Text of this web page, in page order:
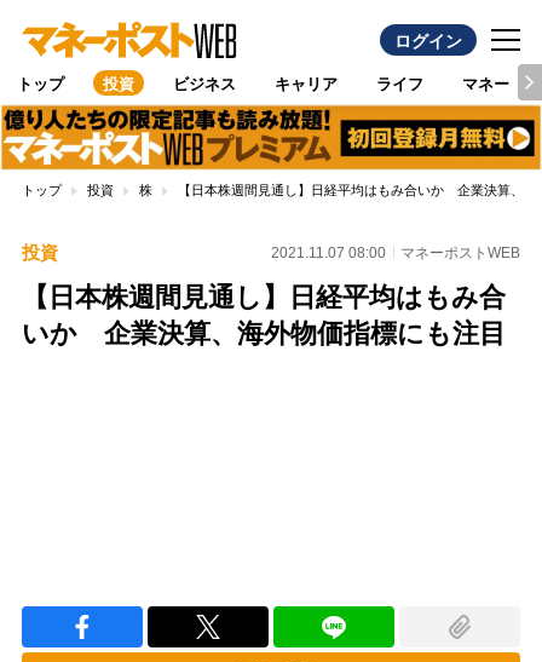
ログイン
トップ 投資 ビジネス キャリア ライフ マネー
トップ 投資 株 【日本株週間見通し】日経平均はもみ合いか 企業決算、海
投資 2021.11.07 08:00 マネーポストWEB
【日本株週間見通し】日経平均はもみ合
いか 企業決算、海外物価指標にも注目